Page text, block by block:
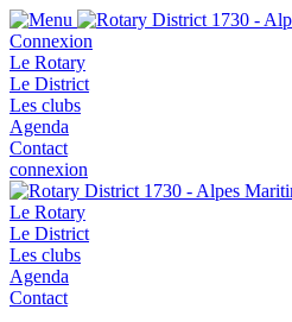
Connexion
Le Rotary
Le District
Les clubs
Agenda
Contact
connexion
Le Rotary
Le District
Les clubs
Agenda
Contact